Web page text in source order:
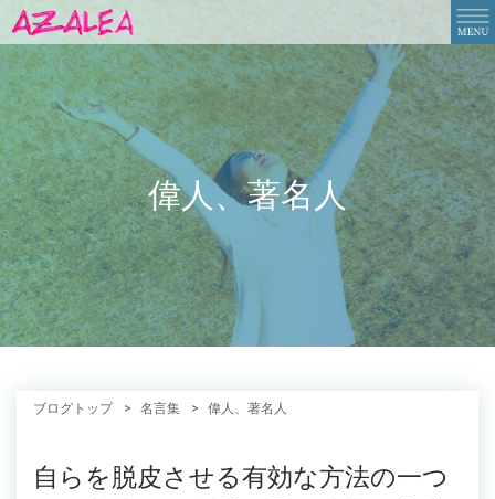
偉人、著名人
ブログトップ 名言集 偉人、著名人
自らを脱皮させる有効な方法の一つ